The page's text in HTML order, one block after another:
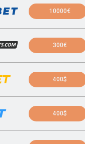
10000€
300€
400$
400$